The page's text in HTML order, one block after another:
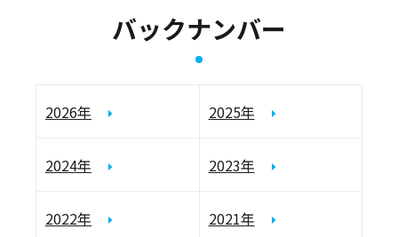
バックナンバー
2026年 2025年
2024年 2023年
2022年 2021年